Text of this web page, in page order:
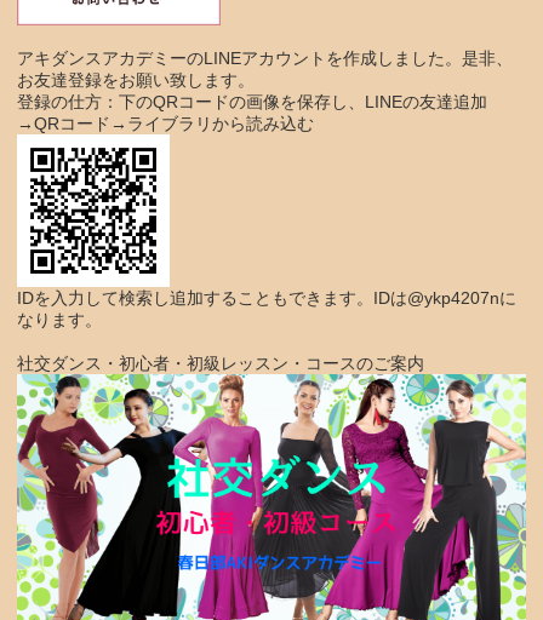
アキダンスアカデミーのLINEアカウントを作成しました。是非、
お友達登録をお願い致します。
登録の仕方：下のQRコードの画像を保存し、LINEの友達追加
→QRコード→ライブラリから読み込む
IDを入力して検索し追加することもできます。IDは@ykp4207nに
なります。
社交ダンス・初心者・初級レッスン・コースのご案内